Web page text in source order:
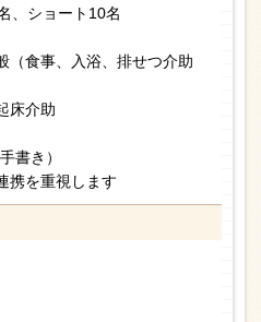
、ショート10名
（食事、入浴、排せつ介助
床介助
書き）
携を重視します